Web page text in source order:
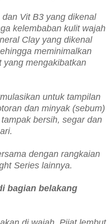
Vit B3 yang dikenal
kelembaban kulit wajah
Clay yang dikenal
meminimalkan
yang mengakibatkan
untuk tampilan
dan minyak (sebum)
bersih, segar dan
dengan rangkaian
Series lainnya.
bagian belakang